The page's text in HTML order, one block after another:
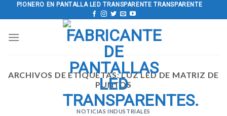
saltar
al
PIONERO EN PANTALLA LED TRANSPARENTE TRANSPARENTE
ARCHIVOS DE ETIQUETAS:LUZ LED DE MATRIZ DE
PUNTOS
NOTICIAS INDUSTRIALES